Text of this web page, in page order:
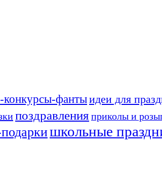
конкурсы-фантыидеи для
поздравления приколы и
школьные